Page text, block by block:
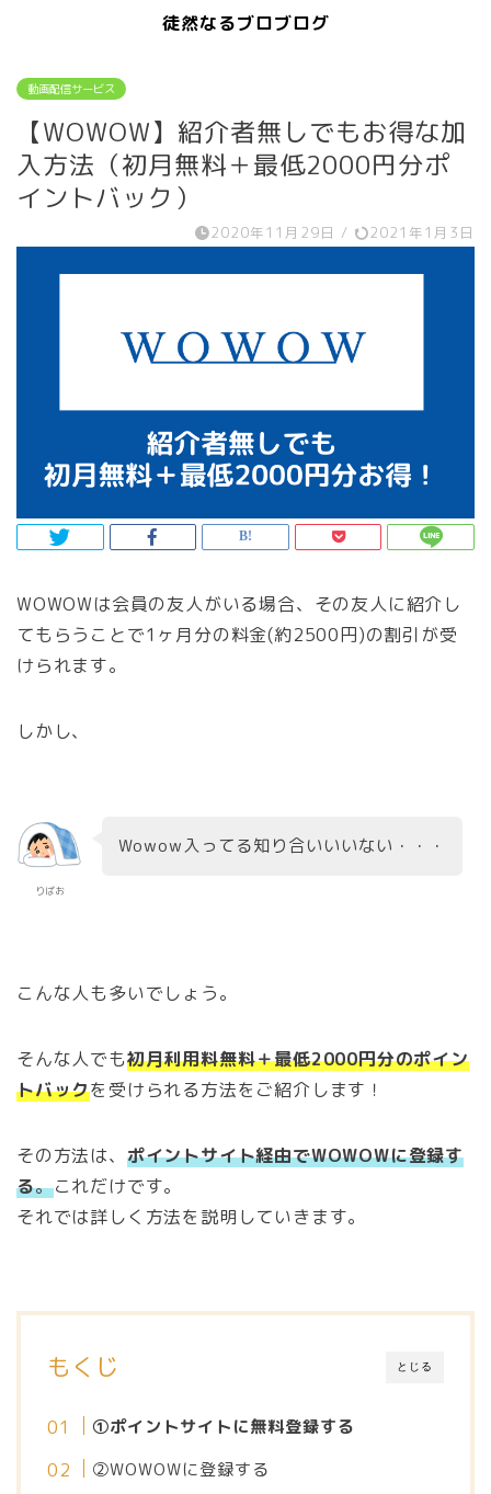
徒然なるブロブログ
動画配信サービス
【WOWOW】紹介者無しでもお得な加
入方法（初月無料＋最低2000円分ポ
イントバック）
2020年11月29日 / 2021年1月3日
WOWOWは会員の友人がいる場合、その友人に紹介し
てもらうことで1ヶ月分の料金(約2500円)の割引が受
けられます。
しかし、
りばお
Wowow入ってる知り合いいいない・・・
こんな人も多いでしょう。
そんな人でも初月利用料無料＋最低2000円分のポイン
トバックを受けられる方法をご紹介します！
その方法は、 ポイントサイト経由でWOWOWに登録す
る。これだけです。
それでは詳しく方法を説明していきます。
とじる
もくじ
①ポイントサイトに無料登録する
②WOWOWに登録する